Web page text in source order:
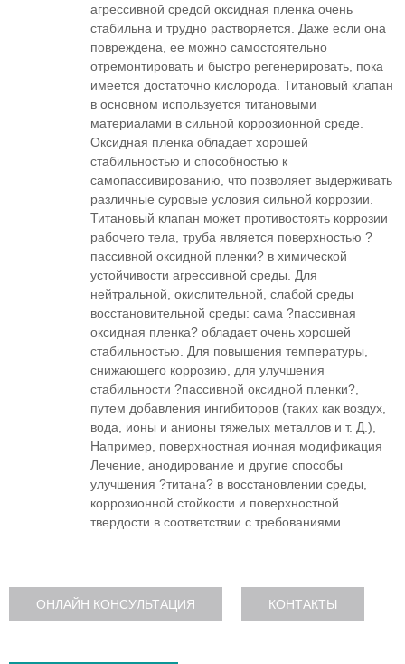
агрессивной средой оксидная пленка очень
стабильна и трудно растворяется. Даже если она
повреждена, ее можно самостоятельно
отремонтировать и быстро регенерировать, пока
имеется достаточно кислорода. Титановый клапан
в основном используется титановыми
материалами в сильной коррозионной среде.
Оксидная пленка обладает хорошей
стабильностью и способностью к
самопассивированию, что позволяет выдерживать
различные суровые условия сильной коррозии.
Титановый клапан может противостоять коррозии
рабочего тела, труба является поверхностью ?
пассивной оксидной пленки? в химической
устойчивости агрессивной среды. Для
нейтральной, окислительной, слабой среды
восстановительной среды: сама ?пассивная
оксидная пленка? обладает очень хорошей
стабильностью. Для повышения температуры,
снижающего коррозию, для улучшения
стабильности ?пассивной оксидной пленки?,
путем добавления ингибиторов (таких как воздух,
вода, ионы и анионы тяжелых металлов и т. Д.),
Например, поверхностная ионная модификация
Лечение, анодирование и другие способы
улучшения ?титана? в восстановлении среды,
коррозионной стойкости и поверхностной
твердости в соответствии с требованиями.
ОНЛАЙН КОНСУЛЬТАЦИЯ КОНТАКТЫ